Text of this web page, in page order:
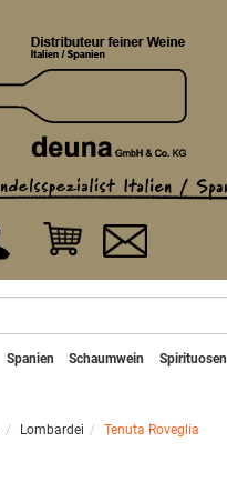
Spanien Schaumwein Spirituosen
Lombardei Tenuta Roveglia